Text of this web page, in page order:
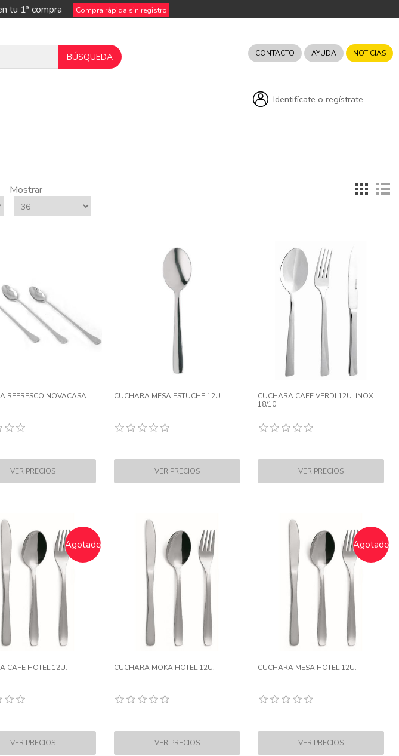
tu 1ª compra Compra rápida sin registro
CONTACTO AYUDA NOTICIAS
Identifícate o regístrate
Mostrar
REFRESCO NOVACASA
CUCHARA MESA ESTUCHE 12U.
CUCHARA CAFE VERDI 12U. INOX
18/10
Agotado
CAFE HOTEL 12U. CUCHARA MOKA HOTEL 12U.
Agotado
CUCHARA MESA HOTEL 12U.